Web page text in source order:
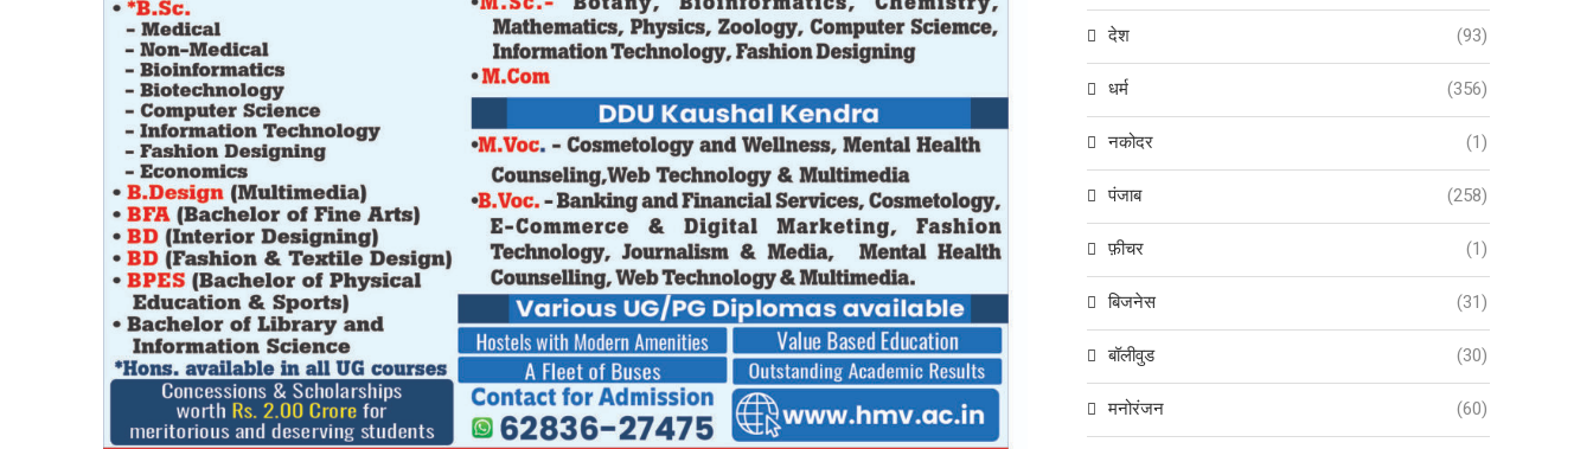
देश (93)
धर्म (356)
नकोदर (1)
पंजाब (258)
फ़ीचर (1)
बिजनेस (31)
बॉलीवुड (30)
मनोरंजन (60)